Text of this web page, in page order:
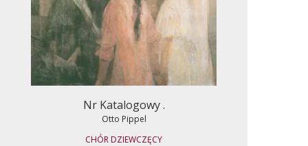
Nr Katalogowy .
Otto Pippel
CHÓR DZIEWCZĘCY